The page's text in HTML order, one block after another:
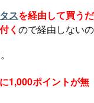
スを経由して買うだ
く ので経由しないの
1,000ポイントが無